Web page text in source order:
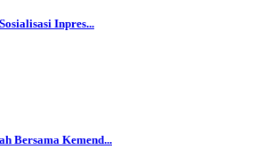
Inpres...
Bersama Kemend...